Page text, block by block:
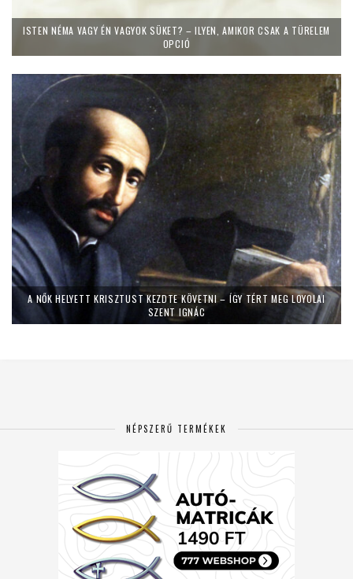
ISTEN NÉMA VAGY ÉN VAGYOK SÜKET? – ILYEN, AMIKOR CSAK A TÜRELEM
OPCIÓ
A NŐK HELYETT KRISZTUST KEZDTE KÖVETNI – ÍGY TÉRT MEG LOYOLAI
SZENT IGNÁC
NÉPSZERŰ TERMÉKEK